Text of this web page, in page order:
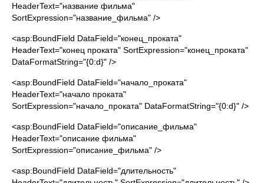
HeaderText="название фильма"
SortExpression="название_фильма" />
<asp:BoundField DataField="конец_проката"
HeaderText="конец проката" SortExpression="конец_проката"
DataFormatString="{0:d}" />
<asp:BoundField DataField="начало_проката"
HeaderText="начало проката"
SortExpression="начало_проката" DataFormatString="{0:d}" />
<asp:BoundField DataField="описание_фильма"
HeaderText="описание фильма"
SortExpression="описание_фильма" />
<asp:BoundField DataField="длительность"